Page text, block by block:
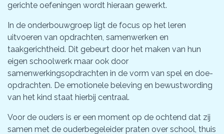
gerichte oefeningen wordt hieraan gewerkt.
In de onderbouwgroep ligt de focus op het leren
uitvoeren van opdrachten, samenwerken en
taakgerichtheid. Dit gebeurt door het maken van hun
eigen schoolwerk maar ook door
samenwerkingsopdrachten in de vorm van spel en doe-
opdrachten. De emotionele beleving en bewustwording
van het kind staat hierbij centraal.
Voor de ouders is er een moment op de ochtend dat zij
samen met de ouderbegeleider praten over school, thuis